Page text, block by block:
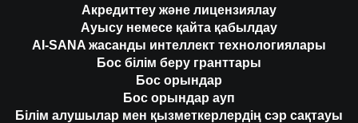
Акредиттеу және лицензиялау
Ауысу немесе қайта қабылдау
AI-SANA жасанды интеллект технологиялары
Бос білім беру гранттары
Бос орындар
Бос орындар ауп
Білім алушылар мен қызметкерлердің сэр сақтауы